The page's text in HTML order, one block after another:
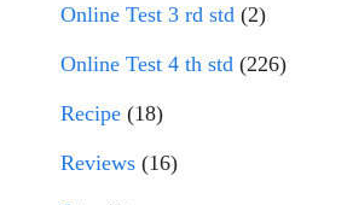
Online Test 3 rd std (2)
Online Test 4 th std (226)
Recipe (18)
Reviews (16)